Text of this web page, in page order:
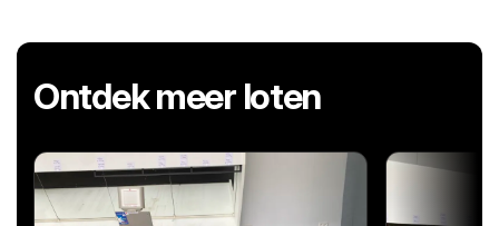
Ontdek meer loten